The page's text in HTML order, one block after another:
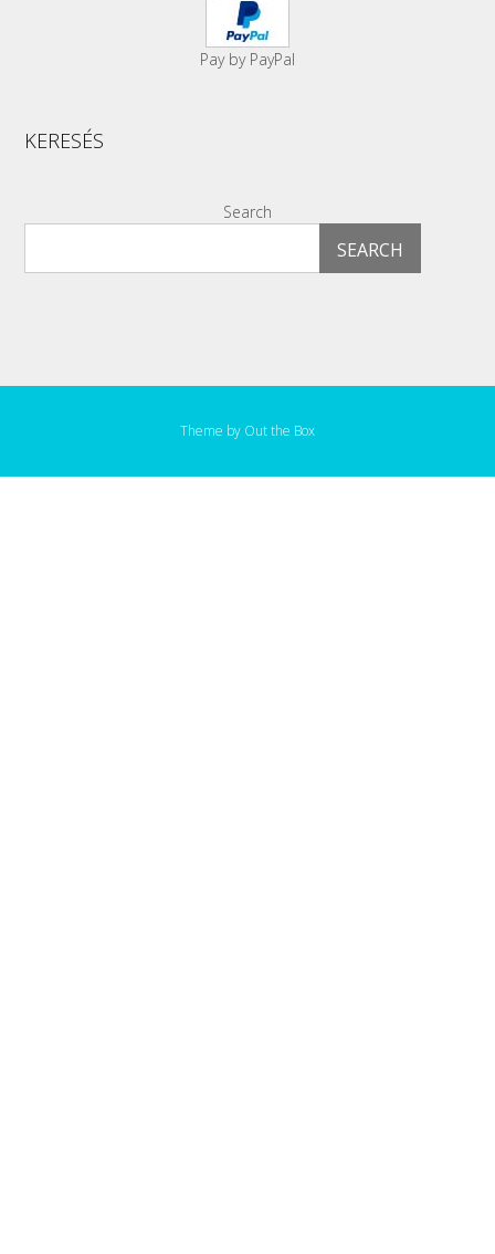
Pay by PayPal
KERESÉS
Search
SEARCH
Theme by Out the Box